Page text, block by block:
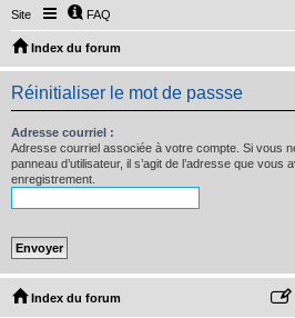
Site FAQ
Index du forum
Réinitialiser le mot de passse
Adresse courriel :
Adresse courriel associée à votre compte. Si vous
panneau d’utilisateur, il s’agit de l’adresse que
enregistrement.
Index du forum